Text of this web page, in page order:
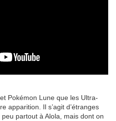
Pokémon Lune que les Ultra-
apparition. Il s’agit d’étranges
partout à Alola, mais dont on